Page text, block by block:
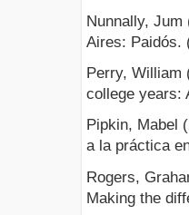
Nunnally, Jum
Aires: Paidós.
Perry, William
college years:
Pipkin, Mabel
a la práctica
Rogers,
Making the